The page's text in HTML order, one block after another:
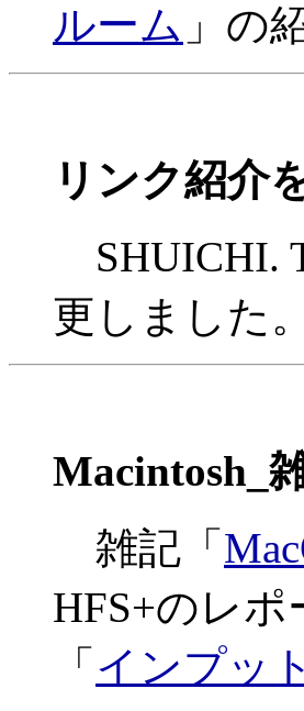
ルーム 」の
リンク紹介
SHUICHI.
更しました。
Macintosh_
雑記「
HFS+のレ
「 インプッ